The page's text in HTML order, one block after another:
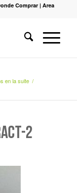
Comprar |Area
en la suite /
2